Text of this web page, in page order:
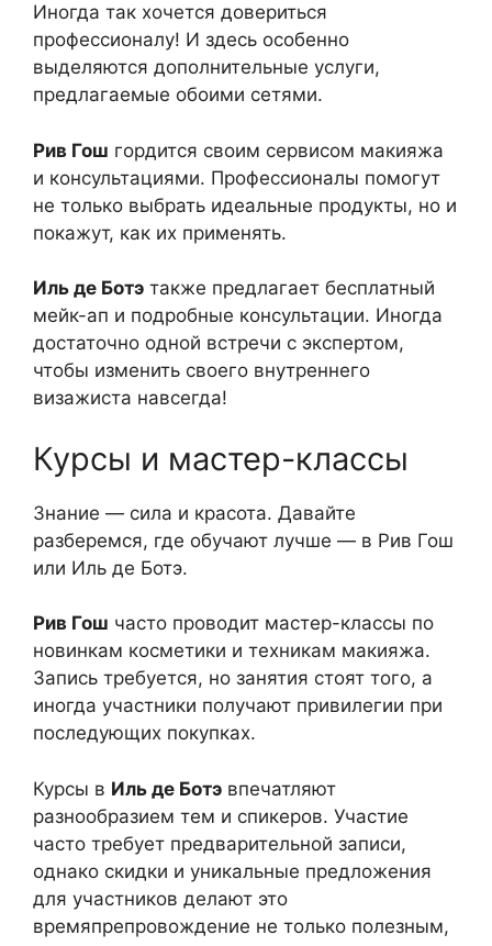
Иногда так хочется довериться
профессионалу! И здесь особенно
выделяются дополнительные услуги,
предлагаемые обоими сетями.
Рив Гош гордится своим сервисом макияжа
и консультациями. Профессионалы помогут
не только выбрать идеальные продукты, но и
покажут, как их применять.
Иль де Ботэ также предлагает бесплатный
мейк-ап и подробные консультации. Иногда
достаточно одной встречи с экспертом,
чтобы изменить своего внутреннего
визажиста навсегда!
Курсы и мастер-классы
Знание — сила и красота. Давайте
разберемся, где обучают лучше — в Рив Гош
или Иль де Ботэ.
Рив Гош часто проводит мастер-классы по
новинкам косметики и техникам макияжа.
Запись требуется, но занятия стоят того, а
иногда участники получают привилегии при
последующих покупках.
Курсы в Иль де Ботэ впечатляют
разнообразием тем и спикеров. Участие
часто требует предварительной записи,
однако скидки и уникальные предложения
для участников делают это
времяпрепровождение не только полезным,